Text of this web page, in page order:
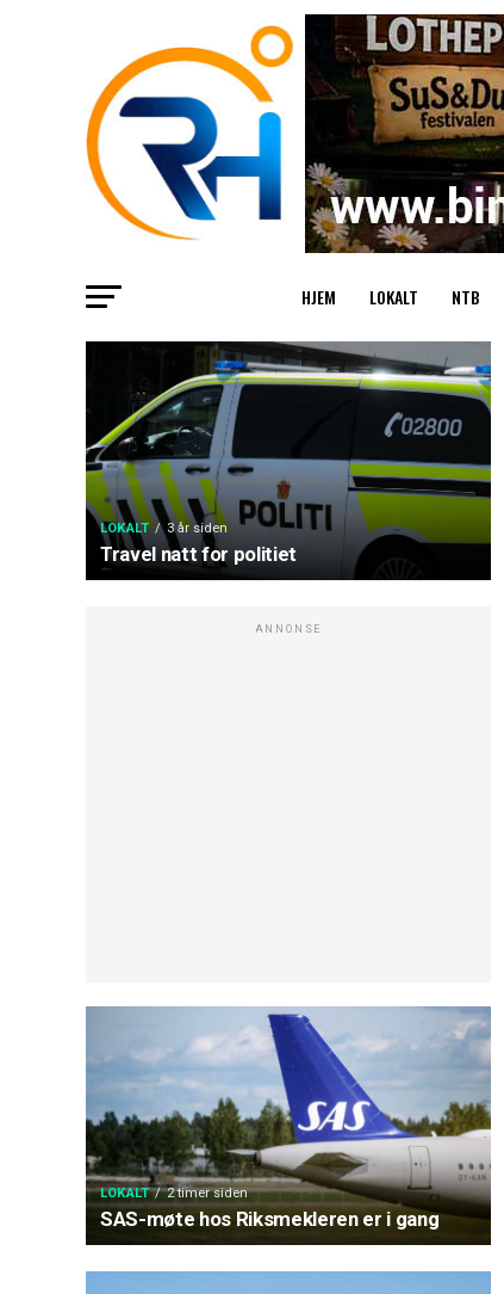
HJEM LOKALT NTB
LOKALT 3 år siden
Travel natt for politiet
ANNONSE
LOKALT 2 timer siden
SAS-møte hos Riksmekleren er i gang